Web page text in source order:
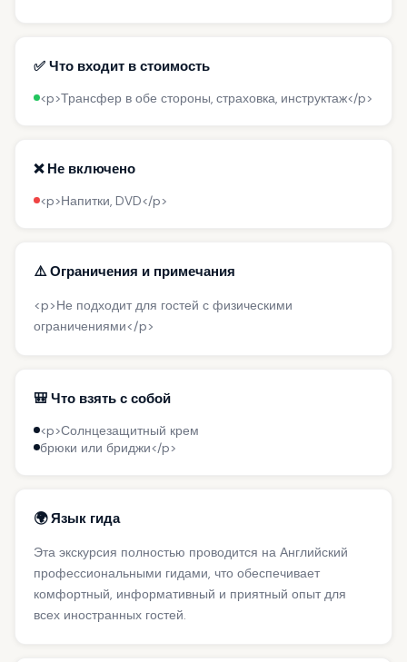
✅ Что входит в стоимость
<p>Трансфер в обе стороны, страховка, инструктаж</p>
❌ Не включено
<p>Напитки, DVD</p>
⚠️ Ограничения и примечания
<p>Не подходит для гостей с физическими
ограничениями</p>
🎒 Что взять с собой
<p>Солнцезащитный крем
брюки или бриджи</p>
🌍 Язык гида
Эта экскурсия полностью проводится на Английский
профессиональными гидами, что обеспечивает
комфортный, информативный и приятный опыт для
всех иностранных гостей.